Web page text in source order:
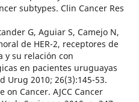
subtypes. Clin Cancer Res
G, Aguiar S, Camejo N,
de HER-2, receptores de
y su relación con
en pacientes uruguayas
Urug 2010; 26(3):145-53.
on Cancer. AJCC Cancer